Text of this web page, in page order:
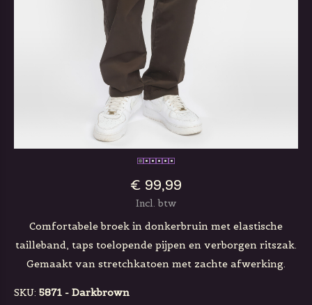
€ 99,99
Incl. btw
Comfortabele broek in donkerbruin met elastische
tailleband, taps toelopende pijpen en verborgen ritszak.
Gemaakt van stretchkatoen met zachte afwerking.
SKU: 5871 - Darkbrown